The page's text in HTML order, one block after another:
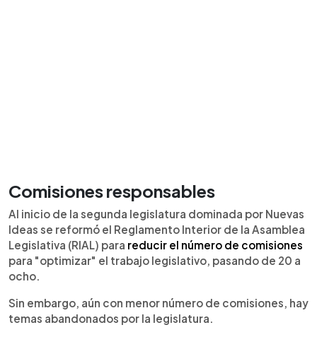
Comisiones responsables
Al inicio de la segunda legislatura dominada por Nuevas
Ideas se reformó el Reglamento Interior de la Asamblea
Legislativa (RIAL) para reducir el número de comisiones
para "optimizar" el trabajo legislativo, pasando de 20 a
ocho.
Sin embargo, aún con menor número de comisiones, hay
temas abandonados por la legislatura.